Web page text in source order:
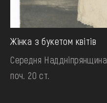
Жінка з букетом квітів
Середня Наддніпрянщина
поч. 20 ст.